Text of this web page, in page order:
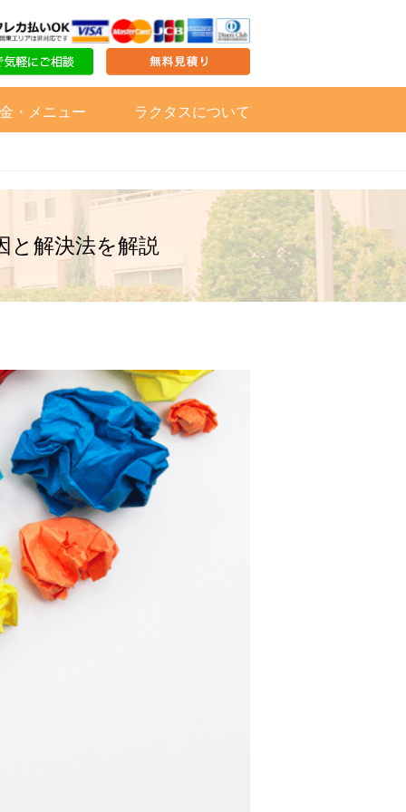
・メニュー ラクタスについて
と解決法を解説